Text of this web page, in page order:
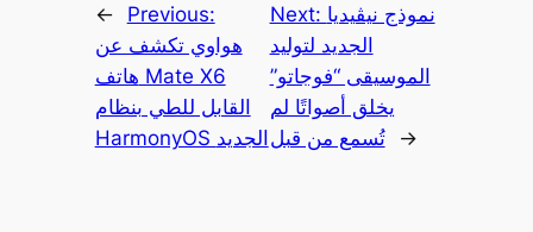
←
Previous:
هواوي تكشف عن
هاتف Mate X6
القابل للطي بنظام
HarmonyOS الجديد
Next: نموذج نيڤيديا
الجديد لتوليد
الموسيقى “فوجاتو”
يخلق أصواتًا لم
تُسمع من قبل
→